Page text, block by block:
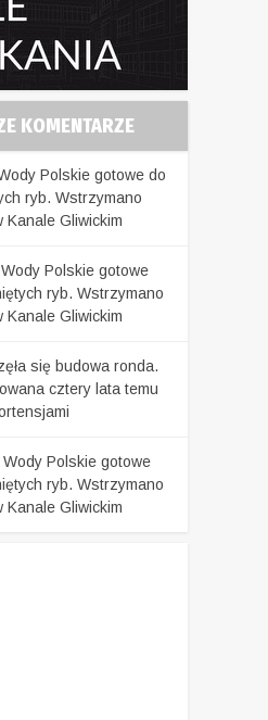
KOMENTARZE
Polskie gotowe do
ryb. Wstrzymano
Kanale Gliwickim
Wody Polskie gotowe
ryb. Wstrzymano
Kanale Gliwickim
się budowa ronda.
cztery lata temu
Wody Polskie gotowe
ryb. Wstrzymano
Kanale Gliwickim